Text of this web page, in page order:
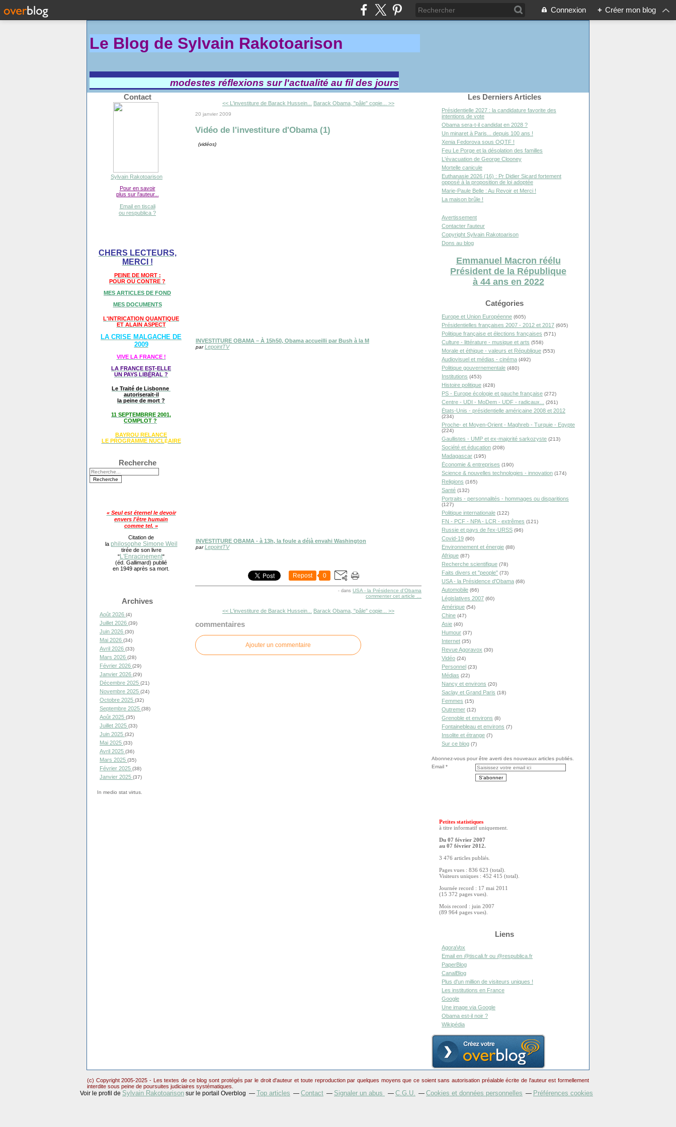
Connexion + Créer mon blog
Le Blog de Sylvain Rakotoarison
modestes réflexions sur l'actualité au fil des jours
Contact
Sylvain Rakotoarison
Pour en savoir
plus sur l'auteur...
Email en tiscali
ou respublica ?
CHERS LECTEURS,
MERCI !
PEINE DE MORT :
POUR OU CONTRE ?
MES ARTICLES DE FOND
MES DOCUMENTS
L'INTRICATION QUANTIQUE
ET ALAIN ASPECT
LA CRISE MALGACHE DE
2009
VIVE LA FRANCE !
LA FRANCE EST-ELLE
UN PAYS LIBÉRAL ?
Le Traité de Lisbonne
autoriserait-il
la peine de mort ?
11 SEPTEMBRRE 2001,
COMPLOT ?
BAYROU RELANCE
LE PROGRAMME NUCLÉAIRE
Recherche
« Seul est éternel le devoir
envers l'être humain
comme tel. »
Citation de
la philosophe Simone Weil
tirée de son livre
"L'Enracinement"
(éd. Gallimard) publié
en 1949 après sa mort.
Archives
Août 2026 (4)
Juillet 2026 (39)
Juin 2026 (30)
Mai 2026 (34)
Avril 2026 (33)
Mars 2026 (28)
Février 2026 (29)
Janvier 2026 (29)
Décembre 2025 (21)
Novembre 2025 (24)
Octobre 2025 (32)
Septembre 2025 (38)
Août 2025 (35)
Juillet 2025 (33)
Juin 2025 (32)
Mai 2025 (33)
Avril 2025 (36)
Mars 2025 (35)
Février 2025 (38)
Janvier 2025 (37)
In medio stat virtus.
<< L'investiture de Barack Hussein... Barack Obama, "pâle" copie... >>
20 janvier 2009
Vidéo de l'investiture d'Obama (1)
(vidéos)
INVESTITURE OBAMA – À 15h50, Obama accueilli par Bush à la M
parLepointTV
INVESTITURE OBAMA - à 13h, la foule a déjà envahi Washington
parLepointTV
Repost 0
- dans USA - la Présidence d'Obama
commenter cet article
<< L'investiture de Barack Hussein... Barack Obama, "pâle" copie... >>
commentaires
Ajouter un commentaire
Les Derniers Articles
Présidentielle 2027 : la candidature favorite des
intentions de vote
Obama sera-t-il candidat en 2028 ?
Un minaret à Paris... depuis 100 ans !
Xenia Fedorova sous OQTF !
Feu Le Porge et la désolation des familles
L'évacuation de George Clooney
Mortelle canicule
Euthanasie 2026 (16) : Pr Didier Sicard fortement
opposé à la proposition de loi adoptée
Marie-Paule Belle : Au Revoir et Merci !
La maison brûle !
Avertissement
Contacter l'auteur
Copyright Sylvain Rakotoarison
Dons au blog
Emmanuel Macron réélu
Président de la République
à 44 ans en 2022
Catégories
Europe et Union Européenne (605)
Présidentielles françaises 2007 - 2012 et 2017 (605)
Politique française et élections françaises (571)
Culture - littérature - musique et arts (558)
Morale et éthique - valeurs et République (553)
Audiovisuel et médias - cinéma (492)
Politique gouvernementale (480)
Institutions (453)
Histoire politique (428)
PS - Europe écologie et gauche française (272)
Centre - UDI - MoDem - UDF - radicaux... (261)
États-Unis - présidentielle américaine 2008 et 2012
(234)
Proche- et Moyen-Orient - Maghreb - Turquie - Egypte
(224)
Gaullistes - UMP et ex-majorité sarkozyste (213)
Société et éducation (208)
Madagascar (195)
Économie & entreprises (190)
Science & nouvelles technologies - innovation (174)
Religions (165)
Santé (132)
Portraits - personnalités - hommages ou disparitions
(127)
Politique internationale (122)
FN - PCF - NPA - LCR - extrêmes (121)
Russie et pays de l'ex-URSS (96)
Covid-19 (90)
Environnement et énergie (88)
Afrique (87)
Recherche scientifique (78)
Faits divers et "people" (73)
USA - la Présidence d'Obama (68)
Automobile (66)
Législatives 2007 (60)
Amérique (54)
Chine (47)
Asie (40)
Humour (37)
Internet (35)
Revue Agoravox (30)
Vidéo (24)
Personnel (23)
Médias (22)
Nancy et environs (20)
Saclay et Grand Paris (18)
Femmes (15)
Outremer (12)
Grenoble et environs (8)
Fontainebleau et environs (7)
Insolite et étrange (7)
Sur ce blog (7)
Abonnez-vous pour être averti des nouveaux articles publiés.
Email
Petites statistiques
à titre informatif uniquement.
Du 07 février 2007
au 07 février 2012.
3 476 articles publiés.
Pages vues : 836 623 (total).
Visiteurs uniques : 452 415 (total).
Journée record : 17 mai 2011
(15 372 pages vues).
Mois record : juin 2007
(89 964 pages vues).
Liens
AgoraVox
Email en @tiscali.fr ou @respublica.fr
PaperBlog
CanalBlog
Plus d'un million de visiteurs uniques !
Les institutions en France
Google
Une image via Google
Obama est-il noir ?
Wikipédia
(c) Copyright 2005-2025 - Les textes de ce blog sont protégés par le droit d'auteur et toute reproduction par quelques moyens que ce soient sans autorisation préalable écrite de l'auteur est formellement
interdite sous peine de poursuites judiciaires systématiques.
Voir le profil de Sylvain Rakotoarison sur le portail Overblog Top articles Contact Signaler un abus C.G.U. Cookies et données personnelles Préférences cookies